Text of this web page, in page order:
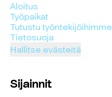
Aloitus
Työpaikat
Tutustu työntekijöihimme
Tietosuoja
Hallitse evästeitä
Sijainnit